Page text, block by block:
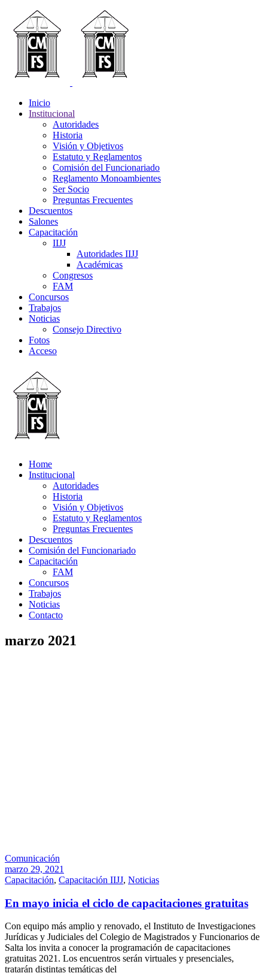
Inicio
Institucional
Autoridades
Historia
Visión y Objetivos
Estatuto y Reglamentos
Comisión del Funcionariado
Reglamento Monoambientes
Ser Socio
Preguntas Frecuentes
Descuentos
Salones
Capacitación
IIJJ
Autoridades IIJJ
Académicas
Congresos
FAM
Concursos
Trabajos
Noticias
Consejo Directivo
Fotos
Acceso
Home
Institucional
Autoridades
Historia
Visión y Objetivos
Estatuto y Reglamentos
Preguntas Frecuentes
Descuentos
Comisión del Funcionariado
Capacitación
FAM
Concursos
Trabajos
Noticias
Contacto
marzo 2021
Comunicación
marzo 29, 2021
Capacitación, Capacitación IIJJ, Noticias
En mayo inicia el ciclo de capacitaciones gratuitas
Con equipo más amplio y renovado, el Instituto de Investigaciones
Jurídicas y Judiciales del Colegio de Magistrados y Funcionarios de
Salta los invita a conocer la programación de capacitaciones
gratuitas 2021. Los encuentros serán virtuales y presenciales,
tratarán distintas temáticas del